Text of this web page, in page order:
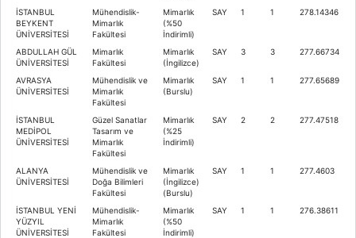
İSTANBUL
BEYKENT
ÜNİVERSİTESİ
Mühendislik-
Mimarlık
Fakültesi
Mimarlık
(%50
İndirimli)
SAY 1 1 278.14346
ABDULLAH GÜL
ÜNİVERSİTESİ
Mimarlık
Fakültesi
Mimarlık
(İngilizce)
SAY 3 3 277.66734
AVRASYA
ÜNİVERSİTESİ
Mühendislik ve
Mimarlık
Fakültesi
Mimarlık
(Burslu)
SAY 1 1 277.65689
İSTANBUL
MEDİPOL
ÜNİVERSİTESİ
Güzel Sanatlar
Tasarım ve
Mimarlık
Fakültesi
Mimarlık
(%25
İndirimli)
SAY 2 2 277.47518
ALANYA
ÜNİVERSİTESİ
Mühendislik ve
Doğa Bilimleri
Fakültesi
Mimarlık
(İngilizce)
(Burslu)
SAY 1 1 277.4603
İSTANBUL YENİ
YÜZYIL
ÜNİVERSİTESİ
Mühendislik-
Mimarlık
Fakültesi
Mimarlık
(%50
İndirimli)
SAY 1 1 276.38611